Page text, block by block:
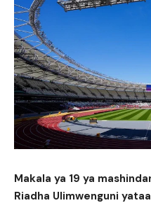
Makala ya 19 ya
Riadha Ulimwenguni